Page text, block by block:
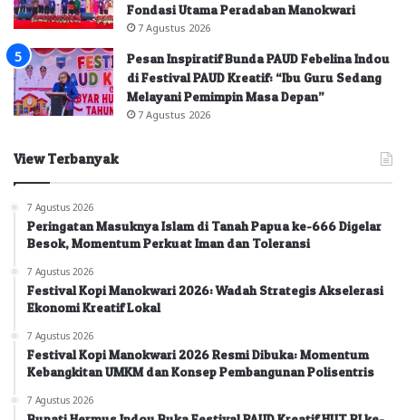
Fondasi Utama Peradaban Manokwari
7 Agustus 2026
Pesan Inspiratif Bunda PAUD Febelina Indou
di Festival PAUD Kreatif: “Ibu Guru Sedang
Melayani Pemimpin Masa Depan”
7 Agustus 2026
View Terbanyak
7 Agustus 2026
Peringatan Masuknya Islam di Tanah Papua ke-666 Digelar
Besok, Momentum Perkuat Iman dan Toleransi
7 Agustus 2026
Festival Kopi Manokwari 2026: Wadah Strategis Akselerasi
Ekonomi Kreatif Lokal
7 Agustus 2026
Festival Kopi Manokwari 2026 Resmi Dibuka: Momentum
Kebangkitan UMKM dan Konsep Pembangunan Polisentris
7 Agustus 2026